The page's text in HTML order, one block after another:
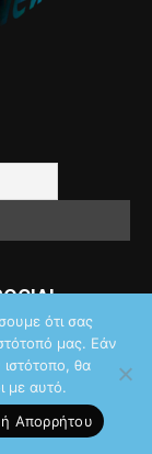
ότι σας
μας. Εάν
ιστότοπο, θα
με αυτό.
Aπορρήτου